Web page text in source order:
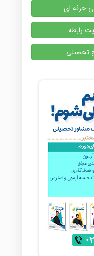
حرفه ای
رابطه
تحصیلی